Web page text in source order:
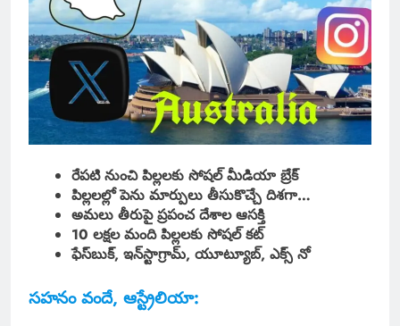
రేపటి నుంచి పిల్లలకు సోషల్ మీడియా బ్రేక్
పిల్లలల్లో పెను మార్పులు తీసుకొచ్చే దిశగా…
అమలు తీరుపై ప్రపంచ దేశాల ఆసక్తి
10 లక్షల మంది పిల్లలకు సోషల్ కట్
ఫేస్‌బుక్, ఇన్‌స్టాగ్రామ్, యూట్యూబ్, ఎక్స్ నో
సహనం వందే, ఆస్ట్రేలియా: